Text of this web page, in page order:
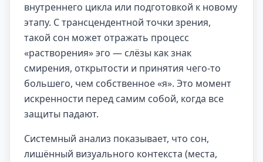
внутреннего цикла или подготовкой к новому
этапу. С трансцендентной точки зрения,
такой сон может отражать процесс
«растворения» эго — слёзы как знак
смирения, открытости и принятия чего-то
большего, чем собственное «я». Это момент
искренности перед самим собой, когда все
защиты падают.
Системный анализ показывает, что сон,
лишённый визуального контекста (места,